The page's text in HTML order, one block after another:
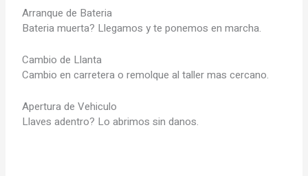
Arranque de Bateria
Bateria muerta? Llegamos y te ponemos en marcha.
Cambio de Llanta
Cambio en carretera o remolque al taller mas cercano.
Apertura de Vehiculo
Llaves adentro? Lo abrimos sin danos.